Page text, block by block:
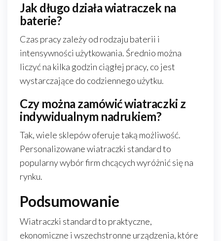
Jak długo działa wiatraczek na
baterie?
Czas pracy zależy od rodzaju baterii i
intensywności użytkowania. Średnio można
liczyć na kilka godzin ciągłej pracy, co jest
wystarczające do codziennego użytku.
Czy można zamówić wiatraczki z
indywidualnym nadrukiem?
Tak, wiele sklepów oferuje taką możliwość.
Personalizowane wiatraczki standard to
popularny wybór firm chcących wyróżnić się na
rynku.
Podsumowanie
Wiatraczki standard to praktyczne,
ekonomiczne i wszechstronne urządzenia, które